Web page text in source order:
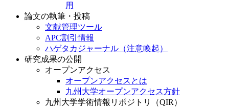
用
論文の執筆・投稿
文献管理ツール
APC割引情報
ハゲタカジャーナル（注意喚起）
研究成果の公開
オープンアクセス
オープンアクセスとは
九州大学オープンアクセス方針
九州大学学術情報リポジトリ（QIR）